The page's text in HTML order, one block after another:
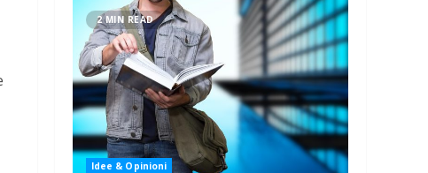
2 MIN READ
Idee & Opinioni